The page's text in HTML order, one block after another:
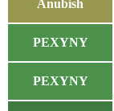
Anubish
PEXYNY
PEXYNY